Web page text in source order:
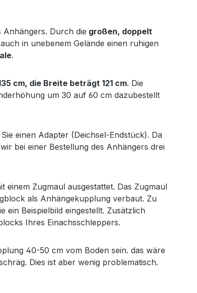
Anhängers. Durch die großen, doppelt
in unebenem Gelände einen ruhigen
.
cm, die Breite beträgt 121 cm. Die
um 30 auf 60 cm dazubestellt
einen Adapter (Deichsel-Endstück). Da
bei einer Bestellung des Anhängers drei
einem Zugmaul ausgestattet. Das Zugmaul
als Anhängekupplung verbaut. Zu
ein Beispielbild eingestellt. Zusätzlich
Ihres Einachsschleppers.
40-50 cm vom Boden sein. das wäre
Dies ist aber wenig problematisch.